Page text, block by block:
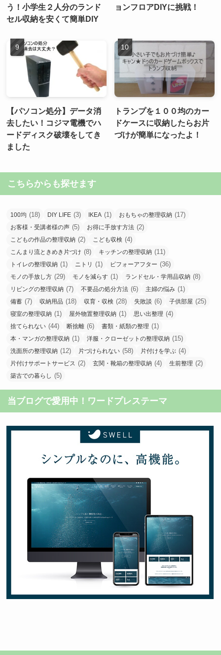
う！小学生２人分のランド
セル収納を安くて簡単DIY
ョンフロアDIYに挑戦！
【パソコン処分】データ消
去したい！コジマ電機でハ
ードディスク破壊をしてき
ました
トランプを１００均のカー
ドケースに収納したらお片
づけが簡単になったよ！
こちらからも探せます
100均 (18) DIY LIFE (3) IKEA (1) おもちゃの整理収納 (17)
お客様・受講者様の声 (5) お得に手放す方法 (2)
こどもの作品の整理収納 (2) こども収検 (4)
こんまり流ときめき片づけ (8) キッチンの整理収納 (11)
トイレの整理収納 (1) ニトリ (1) ビフォーアフター (36)
モノの手放し方 (29) モノを減らす (1) ランドセル・学用品収納 (8)
リビングの整理収納 (7) 不要品の処分方法 (6) 主婦の悩み (1)
備蓄 (7) 収納用品 (18) 収育・収検 (28) 失敗談 (6) 子供部屋 (25)
寝室の整理収納 (1) 屋外物置整理収納 (1) 思い出整理 (4)
捨てられない (44) 断捨離 (6) 書類・紙類の整理 (1)
本・マンガの整理収納 (1) 洋服・クローゼットの整理収納 (15)
洗面所の整理収納 (12) 片づけられない (58) 片付けを学ぶ (4)
片付けサポートサービス (2) 玄関・靴箱の整理収納 (4) 生前整理 (2)
築古での暮らし (5)
当ブログで愛用中！ワードプレステーマ